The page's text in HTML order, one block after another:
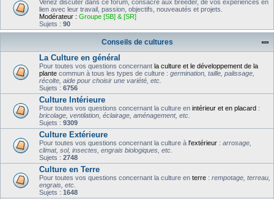
Venez discuter dans ce forum, consacré aux breeder, de vos expériences en
lien avec leur travail, passion, objectifs, nouveautés et projets.
Modérateur : Groupe [SB] & [SR]
Sujets : 90
Conseils de cultures
La Culture en général
Pour toutes vos questions concernant la culture et le développement de la
plante commun à tous les types de culture : germination, taille, palissage,
récolte, aide pour choisir une variété, etc.
Sujets : 6756
Culture Intérieure
Pour toutes vos questions concernant la culture en intérieur et en placard :
bricolage, ventilation, éclairage, aménagement, etc.
Sujets : 9309
Culture Extérieure
Pour toutes vos questions concernant la culture à l'extérieur : arrosage,
climat, sol, insectes, engrais biologiques, etc.
Sujets : 2748
Culture en Terre
Pour toutes vos questions concernant la culture en terre : rempotage, terreau,
engrais, etc.
Sujets : 1648